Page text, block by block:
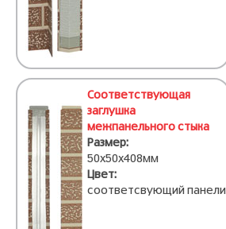
Соответствующая
заглушка
межпанельного стыка
Размер:
50х50х408мм
Цвет:
соответсвующий панели